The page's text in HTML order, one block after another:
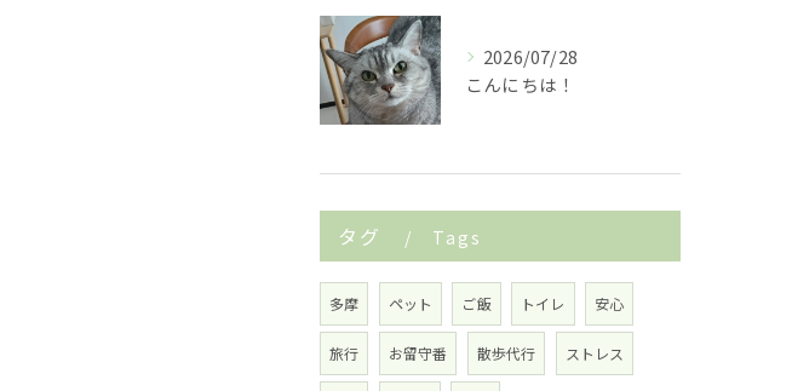
2026/07/28
こんにちは！
タグ Tags
多摩 ペット ご飯 トイレ 安心
旅行 お留守番 散歩代行 ストレス